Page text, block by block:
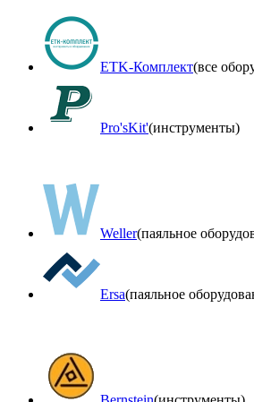
ETK-Комплект(все
Pro'sKit'(инструменты)
Weller(паяльное
Ersa(паяльное